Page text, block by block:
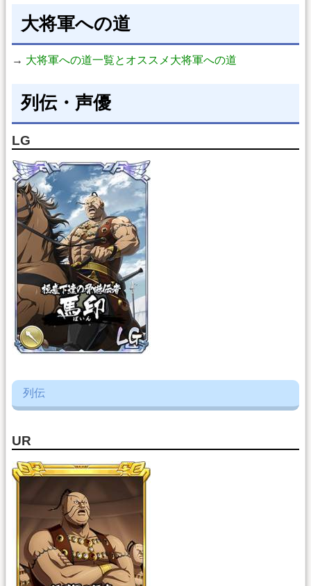
大将軍への道
→ 大将軍への道一覧とオススメ大将軍への道
列伝・声優
LG
列伝
UR